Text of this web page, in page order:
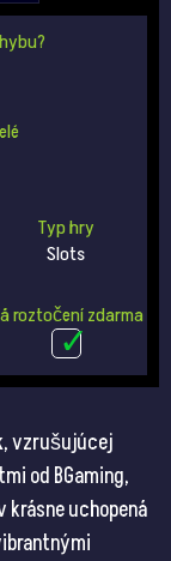
Typ hry
Slots
roztočení zdarma
, vzrušujúcej
od BGaming,
uchopená